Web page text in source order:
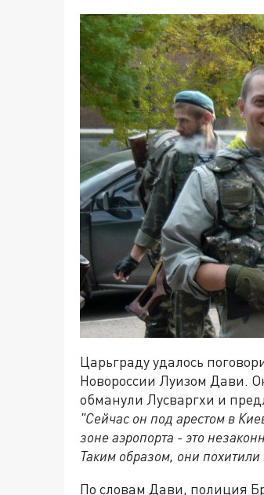
Царьграду удалось
Новороссии Луизом Дави.
обманули Лусваргхи и
"Сейчас он под арестом в
зоне аэропорта - это
Таким образом, они
По словам Дави, полиция